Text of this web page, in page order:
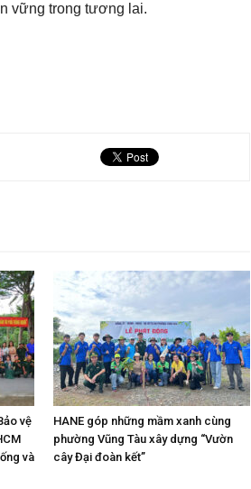
vững trong tương lai.
vệ
và
HANE góp những mầm xanh cùng
phường Vũng Tàu xây dựng “Vườn
cây Đại đoàn kết”